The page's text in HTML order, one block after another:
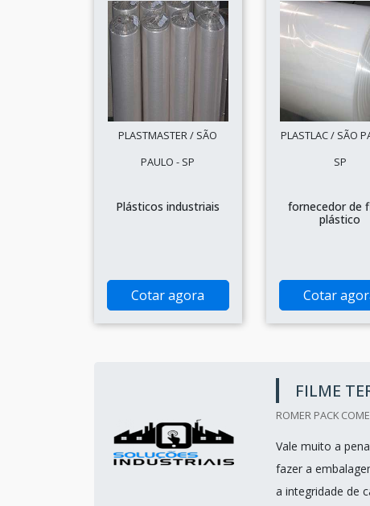
PLASTMASTER / SÃO
PAULO - SP
Plásticos industriais
Cotar agora
PLASTLAC / SÃO
SP
fornecedor de
plástico
Cotar
FILME
ROMER PACK
Vale muito a
fazer a
a integridade de